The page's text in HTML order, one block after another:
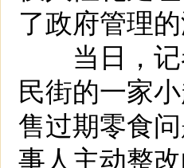
了政府管理
当日，记
民街的一家
售过期零食
事人主动整